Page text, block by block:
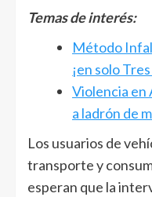
Temas de interés:
Método
¡en solo
Violencia en
a ladrón de
Los usuarios de
transporte y
esperan que la